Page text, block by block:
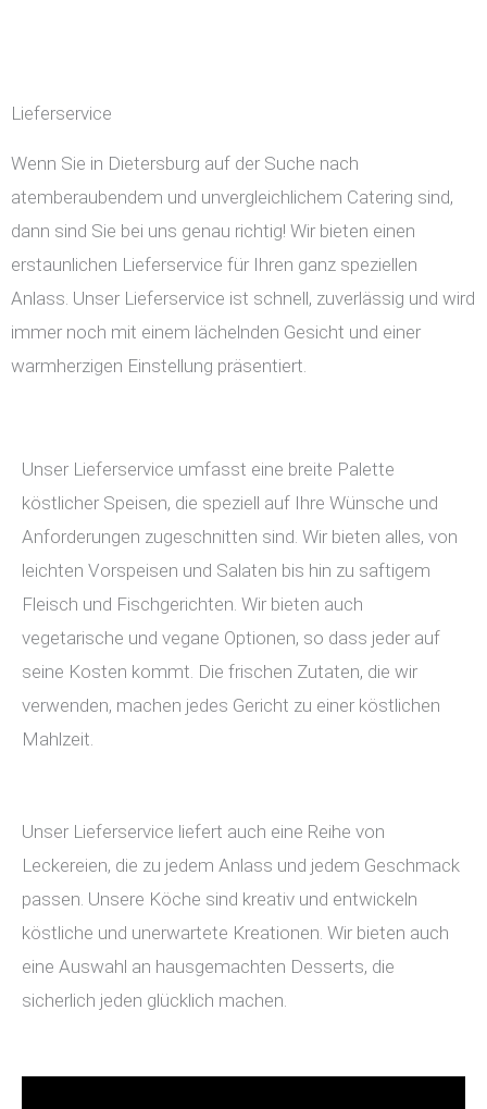
Lieferservice
Wenn Sie in Dietersburg auf der Suche nach
atemberaubendem und unvergleichlichem Catering sind,
dann sind Sie bei uns genau richtig! Wir bieten einen
erstaunlichen Lieferservice für Ihren ganz speziellen
Anlass. Unser Lieferservice ist schnell, zuverlässig und wird
immer noch mit einem lächelnden Gesicht und einer
warmherzigen Einstellung präsentiert.
Unser Lieferservice umfasst eine breite Palette
köstlicher Speisen, die speziell auf Ihre Wünsche und
Anforderungen zugeschnitten sind. Wir bieten alles, von
leichten Vorspeisen und Salaten bis hin zu saftigem
Fleisch und Fischgerichten. Wir bieten auch
vegetarische und vegane Optionen, so dass jeder auf
seine Kosten kommt. Die frischen Zutaten, die wir
verwenden, machen jedes Gericht zu einer köstlichen
Mahlzeit.
Unser Lieferservice liefert auch eine Reihe von
Leckereien, die zu jedem Anlass und jedem Geschmack
passen. Unsere Köche sind kreativ und entwickeln
köstliche und unerwartete Kreationen. Wir bieten auch
eine Auswahl an hausgemachten Desserts, die
sicherlich jeden glücklich machen.